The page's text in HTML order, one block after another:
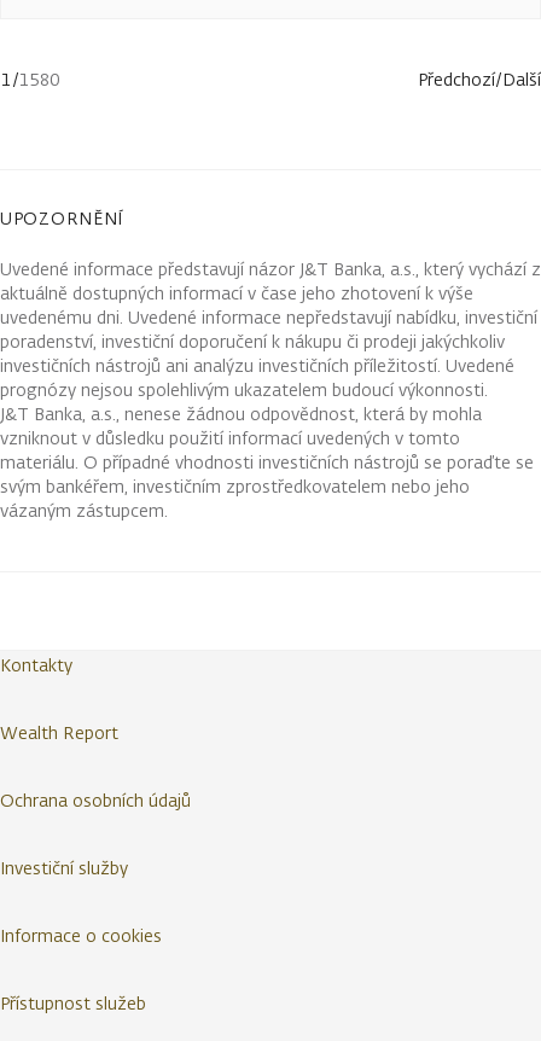
1/1580 Předchozí/Další
UPOZORNĚNÍ
Uvedené informace představují názor J&T Banka, a.s., který vychází z
aktuálně dostupných informací v čase jeho zhotovení k výše
uvedenému dni. Uvedené informace nepředstavují nabídku, investiční
poradenství, investiční doporučení k nákupu či prodeji jakýchkoliv
investičních nástrojů ani analýzu investičních příležitostí. Uvedené
prognózy nejsou spolehlivým ukazatelem budoucí výkonnosti.
J&T Banka, a.s., nenese žádnou odpovědnost, která by mohla
vzniknout v důsledku použití informací uvedených v tomto
materiálu. O případné vhodnosti investičních nástrojů se poraďte se
svým bankéřem, investičním zprostředkovatelem nebo jeho
vázaným zástupcem.
Kontakty
Wealth Report
Ochrana osobních údajů
Investiční služby
Informace o cookies
Přístupnost služeb